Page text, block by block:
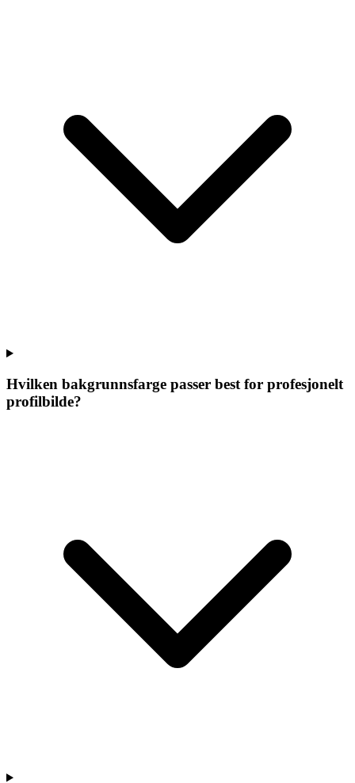
Hvilken bakgrunnsfarge passer best for profesjonelt
profilbilde?